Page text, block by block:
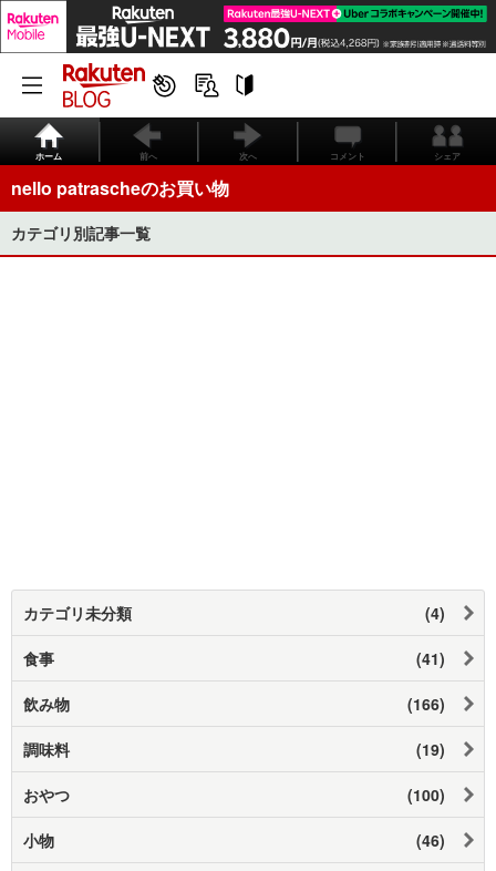
ホーム 前へ 次へ コメント シェア
nello patrascheのお買い物
カテゴリ別記事一覧
カテゴリ未分類 (4)
食事 (41)
飲み物 (166)
調味料 (19)
おやつ (100)
小物 (46)